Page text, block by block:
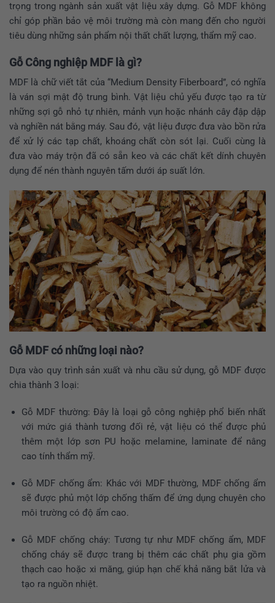
trọng trong ngành sản xuất vật liệu xây dựng. Gỗ MDF không
chỉ góp phần bảo vệ môi trường mà còn mang đến cho người
tiêu dùng những sản phẩm nội thất chất lượng, thẩm mỹ cao.
Gỗ Công nghiệp MDF là gì?
MDF là chữ viết tắt của “Medium Density Fiberboard”, có nghĩa
là ván sợi mật độ trung bình. Vật liệu chủ yếu được tạo ra từ
những sợi gỗ nhỏ tự nhiên, mảnh vụn hoặc nhánh cây đập dập
và nghiền nát bằng máy. Sau đó, vật liệu được đưa vào bồn rửa
để xử lý các tạp chất, khoáng chất còn sót lại. Cuối cùng là
đưa vào máy trộn đã có sẵn keo và các chất kết dính chuyên
dụng để nén thành nguyên tấm dưới áp suất lớn.
Gỗ MDF có những loại nào?
Dựa vào quy trình sản xuất và nhu cầu sử dụng, gỗ MDF được
chia thành 3 loại:
Gỗ MDF thường: Đây là loại gỗ công nghiệp phổ biến nhất
với mức giá thành tương đối rẻ, vật liệu có thể được phủ
thêm một lớp sơn PU hoặc melamine, laminate để nâng
cao tính thẩm mỹ.
Gỗ MDF chống ẩm: Khác với MDF thường, MDF chống ẩm
sẽ được phủ một lớp chống thấm để ứng dụng chuyên cho
môi trường có độ ẩm cao.
Gỗ MDF chống cháy: Tương tự như MDF chống ẩm, MDF
chống cháy sẽ được trang bị thêm các chất phụ gia gồm
thạch cao hoặc xi măng, giúp hạn chế khả năng bắt lửa và
tạo ra nguồn nhiệt.